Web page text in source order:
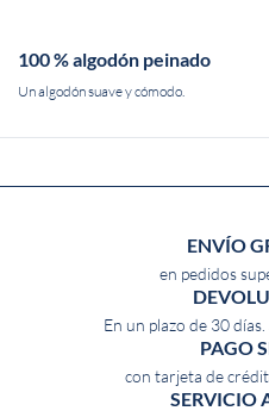
100 % algodón peinado
Un algodón suave y cómodo.
ENVÍO
en pedidos
En un plazo de 30
PAGO
con tarjeta de
SERVICIO